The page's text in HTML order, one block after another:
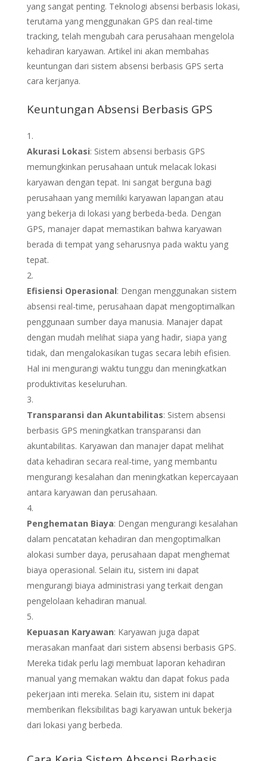
yang sangat penting. Teknologi absensi berbasis lokasi,
terutama yang menggunakan GPS dan real-time
tracking, telah mengubah cara perusahaan mengelola
kehadiran karyawan. Artikel ini akan membahas
keuntungan dari sistem absensi berbasis GPS serta
cara kerjanya.
Keuntungan Absensi Berbasis GPS
Akurasi Lokasi: Sistem absensi berbasis GPS
memungkinkan perusahaan untuk melacak lokasi
karyawan dengan tepat. Ini sangat berguna bagi
perusahaan yang memiliki karyawan lapangan atau
yang bekerja di lokasi yang berbeda-beda. Dengan
GPS, manajer dapat memastikan bahwa karyawan
berada di tempat yang seharusnya pada waktu yang
tepat.
Efisiensi Operasional: Dengan menggunakan sistem
absensi real-time, perusahaan dapat mengoptimalkan
penggunaan sumber daya manusia. Manajer dapat
dengan mudah melihat siapa yang hadir, siapa yang
tidak, dan mengalokasikan tugas secara lebih efisien.
Hal ini mengurangi waktu tunggu dan meningkatkan
produktivitas keseluruhan.
Transparansi dan Akuntabilitas: Sistem absensi
berbasis GPS meningkatkan transparansi dan
akuntabilitas. Karyawan dan manajer dapat melihat
data kehadiran secara real-time, yang membantu
mengurangi kesalahan dan meningkatkan kepercayaan
antara karyawan dan perusahaan.
Penghematan Biaya: Dengan mengurangi kesalahan
dalam pencatatan kehadiran dan mengoptimalkan
alokasi sumber daya, perusahaan dapat menghemat
biaya operasional. Selain itu, sistem ini dapat
mengurangi biaya administrasi yang terkait dengan
pengelolaan kehadiran manual.
Kepuasan Karyawan: Karyawan juga dapat
merasakan manfaat dari sistem absensi berbasis GPS.
Mereka tidak perlu lagi membuat laporan kehadiran
manual yang memakan waktu dan dapat fokus pada
pekerjaan inti mereka. Selain itu, sistem ini dapat
memberikan fleksibilitas bagi karyawan untuk bekerja
dari lokasi yang berbeda.